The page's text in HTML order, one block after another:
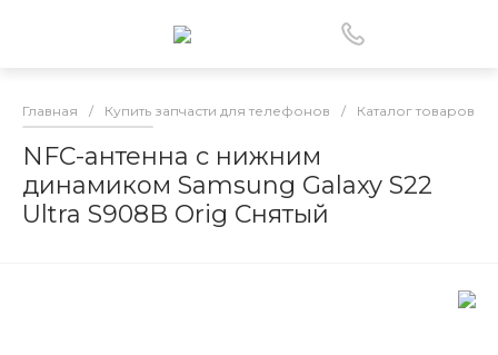
Главная / Купить запчасти для телефонов / Каталог товаров
NFC-антенна с нижним
динамиком Samsung Galaxy S22
Ultra S908B Orig Снятый